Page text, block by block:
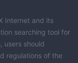
Internet and its
searching tool for
users should
regulations of the